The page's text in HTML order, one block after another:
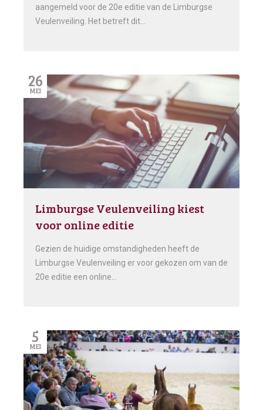
aangemeld voor de 20e editie van de Limburgse
Veulenveiling. Het betreft dit…
26
MEI
Limburgse Veulenveiling kiest
voor online editie
Gezien de huidige omstandigheden heeft de
Limburgse Veulenveiling er voor gekozen om van de
20e editie een online…
5
MEI